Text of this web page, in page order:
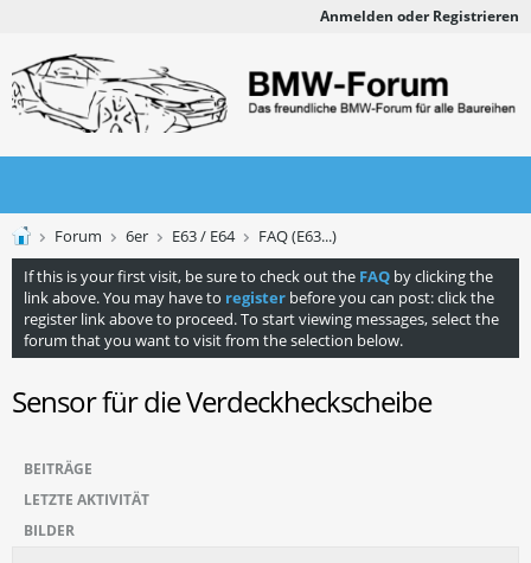
Anmelden oder Registrieren
Forum 6er E63 / E64
FAQ (E63...)
If this is your first visit, be sure to check out the FAQ by clicking the
link above. You may have to register before you can post: click the
register link above to proceed. To start viewing messages, select the
forum that you want to visit from the selection below.
Sensor für die Verdeckheckscheibe
BEITRÄGE
LETZTE AKTIVITÄT
BILDER